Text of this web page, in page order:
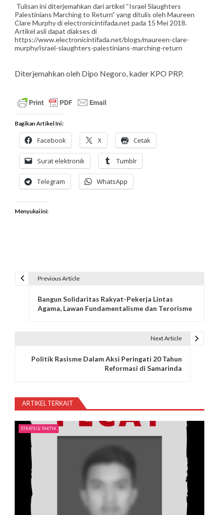
Tulisan ini diterjemahkan dari artikel “Israel Slaughters
Palestinians Marching to Return” yang ditulis oleh Maureen
Clare Murphy di electronicintifada.net pada 15 Mei 2018.
Artikel asli dapat diakses di
https://www.electronicintifada.net/blogs/maureen-clare-
murphy/israel-slaughters-palestinians-marching-return
Diterjemahkan oleh Dipo Negoro, kader KPO PRP.
Bagikan Artikel Ini :
Facebook X Cetak
Surat elektronik Tumblr
Telegram WhatsApp
Menyukai ini:
i
p
Previous Article
Bangun Solidaritas Rakyat-Pekerja Lintas
Agama, Lawan Fundamentalisme dan Terorisme
Next Article
Politik Rasisme Dalam Aksi Peringati 20 Tahun
Reformasi di Samarinda
ARTIKEL TERKAIT
STRATEGI TAKTIK